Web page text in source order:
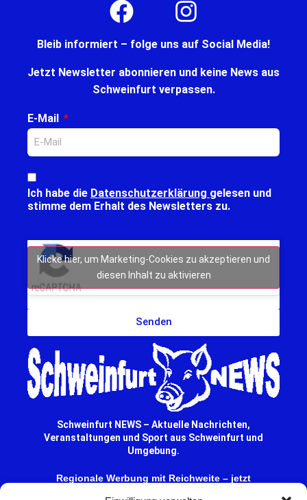
Schweinfurt NEWS – Aktuelle Nachrichten,
Veranstaltungen und Sport aus Schweinfurt und
Umgebung.
Regionale Werbung mit Reichweite – jetzt
Bleib informiert – folge uns auf Social Media!
Jetzt Newsletter abonnieren und keine News aus
Schweinfurt verpassen.
E-Mail
Ich habe die Datenschutzerklärung gelesen und
stimme dem Erhalt des Newsletters zu.
Klicke hier, um Marketing-Cookies zu akzeptieren und
diesen Inhalt zu aktivieren
Senden